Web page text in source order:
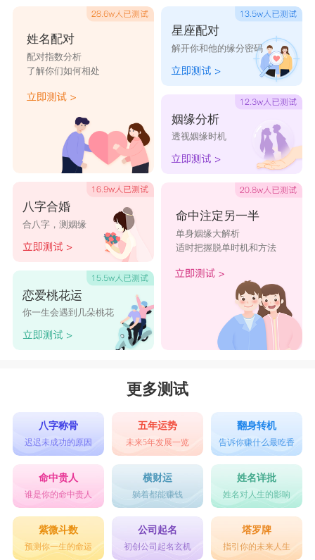
上火柴
国际难
非我薄情
伐
香烟氤
成光圈
享受单
想安静
一见钟
情不将
就
生不动
胡大少
成败皆
不语
因为看清
所以看轻
爷们不
狠何以
世界未
亡绝不
投降
姓名配对
配对指数分析
了解你们如何相处
八字合婚
合八字，测姻缘
恋爱桃花运
你一生会遇到几朵桃花
星座配对
解开你和他的缘分密码
姻缘分析
透视姻缘时机
命中注定另一半
单身姻缘大解析
适时把握脱单时机和方法
更多测试
八字称骨
迟迟未成功的原因
五年运势
未来5年发展一览
翻身转机
告诉你赚什么最吃香
命中贵人
谁是你的命中贵人
横财运
躺着都能赚钱
姓名详批
姓名对人生的影响
紫微斗数
预测你一生的命运
公司起名
初创公司起名玄机
塔罗牌
指引你的未来人生